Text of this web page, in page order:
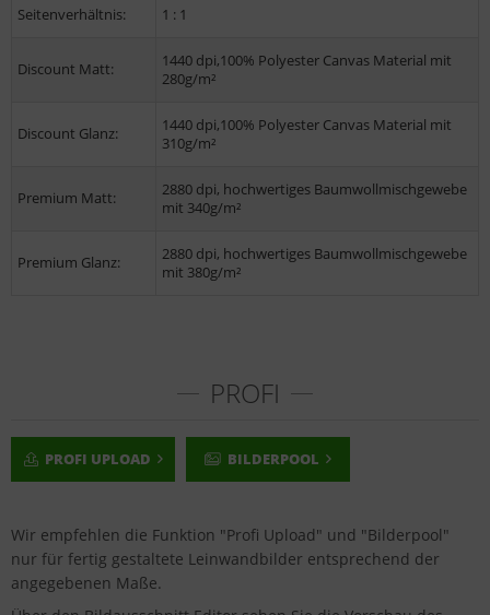
Seitenverhältnis: 1 : 1
Discount Matt:
1440 dpi,100% Polyester Canvas Material mit
280g/m²
Discount Glanz:
1440 dpi,100% Polyester Canvas Material mit
310g/m²
Premium Matt:
2880 dpi, hochwertiges Baumwollmischgewebe
mit 340g/m²
Premium Glanz:
2880 dpi, hochwertiges Baumwollmischgewebe
mit 380g/m²
PROFI
PROFI UPLOAD BILDERPOOL
Wir empfehlen die Funktion "Profi Upload" und "Bilderpool"
nur für fertig gestaltete Leinwandbilder entsprechend der
angegebenen Maße.